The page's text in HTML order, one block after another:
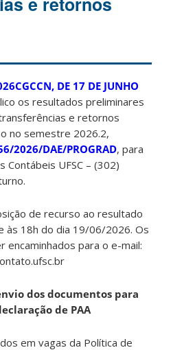
DE 17 DE JUNHO
os resultados preliminares
e retornos
no semestre 2026.2,
2026/DAE/PROGRAD, para
Contábeis UFSC – (302)
de recurso ao resultado
às 18h do dia 19/06/2026. Os
encaminhados para o e-mail:
dos documentos para
de PAA
em vagas da Política de